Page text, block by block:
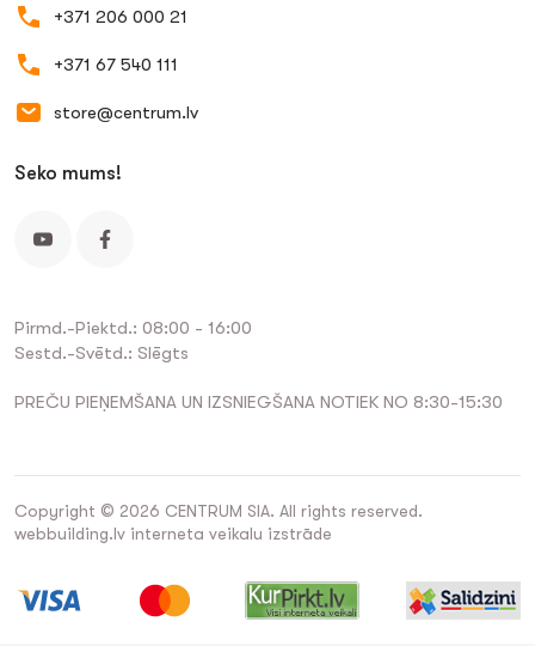
+371 206 000 21
+371 67 540 111
store@centrum.lv
Seko mums!
Pirmd.-Piektd.: 08:00 - 16:00
Sestd.-Svētd.: Slēgts
PREČU PIEŅEMŠANA UN IZSNIEGŠANA NOTIEK NO 8:30-15:30
Copyright © 2026 CENTRUM SIA. All rights reserved.
webbuilding.lv interneta veikalu izstrāde